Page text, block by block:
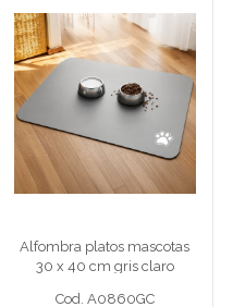
Alfombra platos mascotas
30 x 40 cm gris claro
Alfombra platos mascotas 30
Cod. A0860GC
Alfombra platos mascotas
30 x 40 cm gris claro
Cod. A0860GC